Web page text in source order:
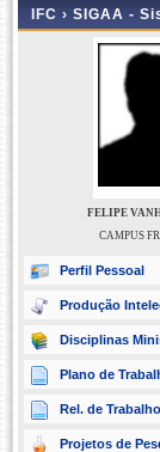
IFC › SIGAA -
FELIPE
CAMPUS
Perfil Pessoal
Produção
Disciplinas
Plano de
Rel. de
Projetos de